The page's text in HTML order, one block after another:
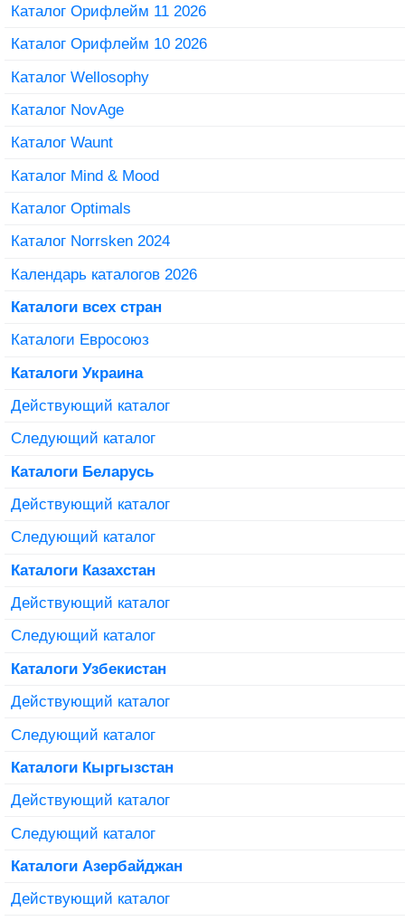
Каталог Орифлейм 11 2026
Каталог Орифлейм 10 2026
Каталог Wellosophy
Каталог NovAge
Каталог Waunt
Каталог Mind & Mood
Каталог Optimals
Каталог Norrsken 2024
Календарь каталогов 2026
Каталоги всех стран
Каталоги Евросоюз
Каталоги Украина
Действующий каталог
Следующий каталог
Каталоги Беларусь
Действующий каталог
Следующий каталог
Каталоги Казахстан
Действующий каталог
Следующий каталог
Каталоги Узбекистан
Действующий каталог
Следующий каталог
Каталоги Кыргызстан
Действующий каталог
Следующий каталог
Каталоги Азербайджан
Действующий каталог